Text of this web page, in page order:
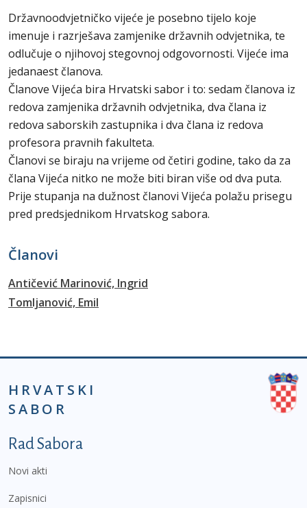
Državnoodvjetničko vijeće je posebno tijelo koje
imenuje i razrješava zamjenike državnih odvjetnika, te
odlučuje o njihovoj stegovnoj odgovornosti. Vijeće ima
jedanaest članova.
Članove Vijeća bira Hrvatski sabor i to: sedam članova iz
redova zamjenika državnih odvjetnika, dva člana iz
redova saborskih zastupnika i dva člana iz redova
profesora pravnih fakulteta.
Članovi se biraju na vrijeme od četiri godine, tako da za
člana Vijeća nitko ne može biti biran više od dva puta.
Prije stupanja na dužnost članovi Vijeća polažu prisegu
pred predsjednikom Hrvatskog sabora.
Članovi
Antičević Marinović, Ingrid
Tomljanović, Emil
HRVATSKI
SABOR
Podnožje prvi izbornik
Rad Sabora
Novi akti
Zapisnici